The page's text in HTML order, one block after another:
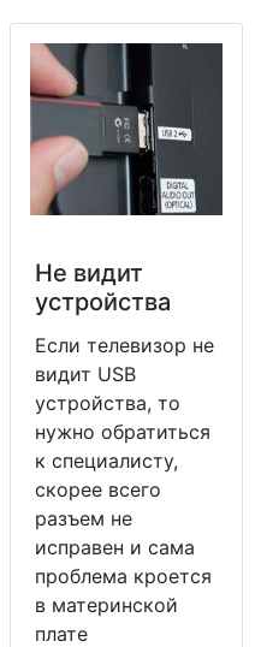
Не видит
устройства
Если телевизор не
видит USB
устройства, то
нужно обратиться
к специалисту,
скорее всего
разъем не
исправен и сама
проблема кроется
в материнской
плате